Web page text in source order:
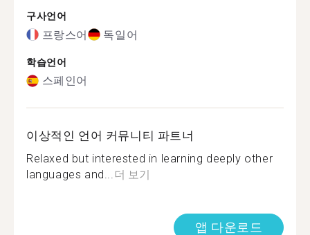
구사언어
프랑스어 독일어
학습언어
스페인어
이상적인 언어 커뮤니티 파트너
Relaxed but interested in learning deeply other
languages and...더 보기
앱 다운로드